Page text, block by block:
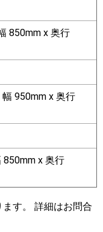
850mm x 奥行
950mm x 奥行
850mm x 奥行
す。 詳細はお問合